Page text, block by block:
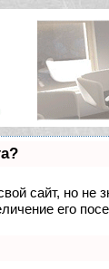
сайт, но не
его